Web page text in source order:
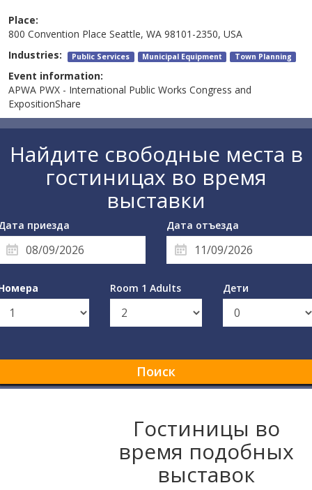
Place:
800 Convention Place Seattle, WA 98101-2350, USA
Industries: Public Services Municipal Equipment Town Planning
Event information:
APWA PWX - International Public Works Congress and
ExpositionShare
Найдите свободные места в
гостиницах во время
выставки
приезда Дата отъезда
Room 1 Adults Дети
Поиск
Гостиницы во
время подобных
выставок